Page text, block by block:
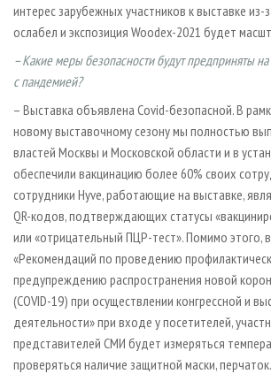
интерес зарубежных участников к выставке из-
ослабел и экспозиция Woodex-2021 будет
– Какие меры безопасности будут предприняты
с пандемией?
– Выставка объявлена Covid-безопасной. В
новому выставочному сезону мы полностью
властей Москвы и Московской области и в
обеспечили вакцинацию более 60% своих
сотрудники Hyve, работающие на выставке,
QR-кодов, подтверждающих статусы
или «отрицательный ПЦР-тест». Помимо этого,
«Рекомендаций по проведению
предупреждению распространения новой
(COVID-19) при осуществлении конгрессной и
деятельности» при входе у посетителей,
представителей СМИ будет измеряться
проверяться наличие защитной маски, перчаток.